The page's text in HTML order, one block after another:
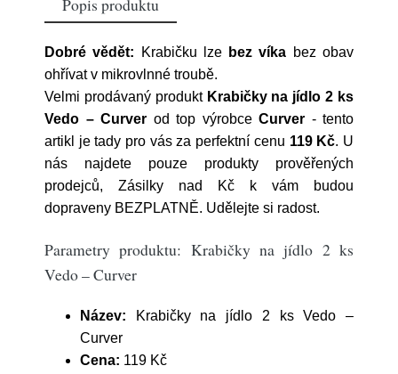
Popis produktu
Dobré vědět: Krabičku lze bez víka bez obav
ohřívat v mikrovlnné troubě.
Velmi prodávaný produkt Krabičky na jídlo 2 ks
Vedo – Curver od top výrobce Curver - tento
artikl je tady pro vás za perfektní cenu 119 Kč. U
nás najdete pouze produkty prověřených
prodejců, Zásilky nad Kč k vám budou
dopraveny BEZPLATNĚ. Udělejte si radost.
Parametry produktu: Krabičky na jídlo 2 ks
Vedo – Curver
Název: Krabičky na jídlo 2 ks Vedo –
Curver
Cena: 119 Kč